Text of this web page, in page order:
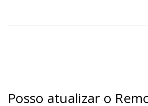
Posso atualizar o